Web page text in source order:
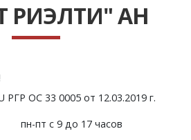
РИЭЛТИ" АН
РГР ОС 33 0005 от 12.03.2019 г.
пн-пт с 9 до 17 часов